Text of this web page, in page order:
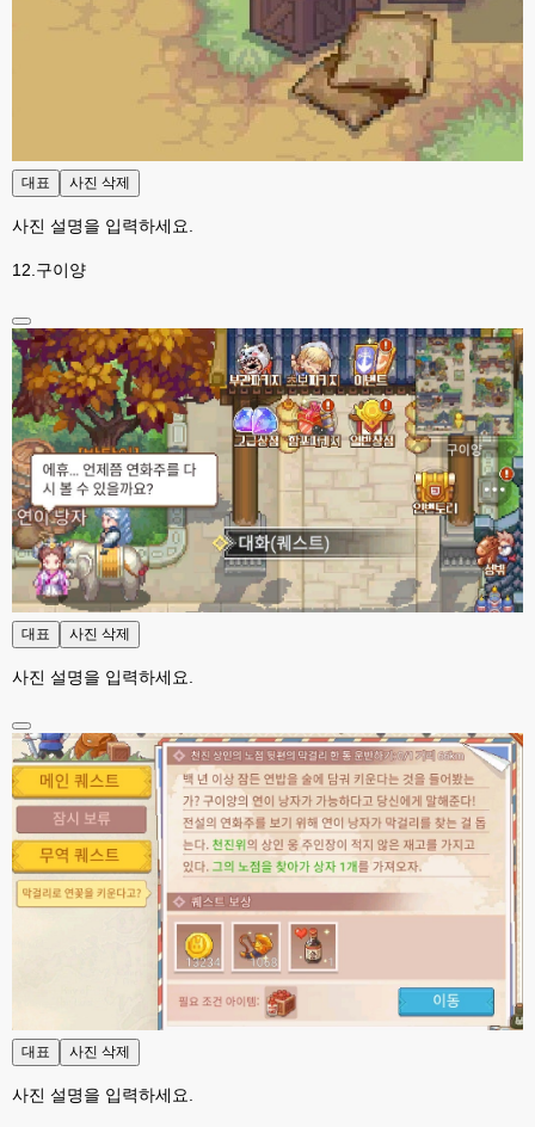
대표 사진 삭제
사진 설명을 입력하세요.
12.구이양
대표 사진 삭제
사진 설명을 입력하세요.
대표 사진 삭제
사진 설명을 입력하세요.
채팅창 위에 갑자기
빈 API 응답입니다. 라고 뜨는데 이건 머죵? 아무도 없어 뜬걸까용 ㅎ-ㅎ
23:53
esils 23:54
수정이 됬을려나요 ;ㅁ ;
고게임77
된거같긴한데용 ㅎㅎ
esils 23:55
위에 접속자 2로 나와야하는데
고게임77 00:00
그건 아직 그대로 인데용 ㅎㅎ
esils 00:00
이거나 수정해야겟어요 하핫 ;;
esils 00:01
다른기능은 다 잘 작동중이니 털썩 ...
고게임77
테스트하는동안 전 안나가고있겠습니다. ㅋㅋ
esils 00:04
라이믹스로 갈아타야되나 말아야하나 심히 고민중입니다 ㅋ
00:04
워드프레스는 영 손에 안맞고 ..
고게임77
이거 아직 xe1인가용
00:06
이쪽 사이트는 웹호스팅 php5.5버전쪽 ,,
라이믹스나 xe1이나 똑같은거같은데용 ㅎ-ㅎ;;; 중요한 데이트가있으면 옴기